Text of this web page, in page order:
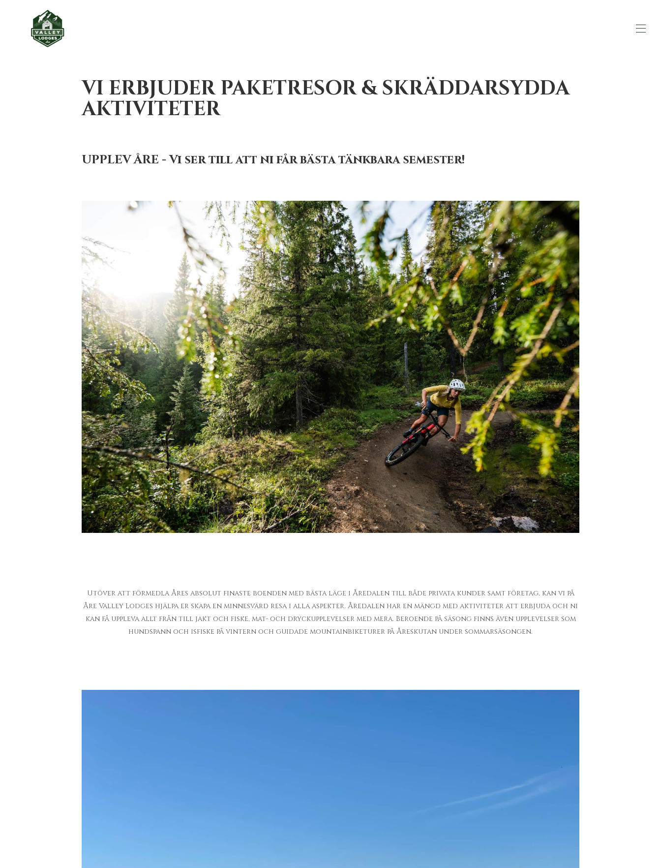
VI ERBJUDER PAKETRESOR & SKRÄDDARSYDDA
AKTIVITETER
UPPLEV ÅRE - Vi ser till att ni får bästa tänkbara semester!
Utöver att förmedla Åres absolut finaste boenden med bästa läge i Åredalen till både privata kunder samt företag, kan vi på
Åre Valley Lodges hjälpa er skapa en minnesvärd resa i alla aspekter. Åredalen har en mängd med aktiviteter att erbjuda och ni
kan få uppleva allt från till jakt och fiske, mat- och dryckupplevelser med mera. Beroende på säsong finns även upplevelser som
hundspann och isfiske på vintern och guidade mountainbiketurer på Åreskutan under sommarsäsongen.